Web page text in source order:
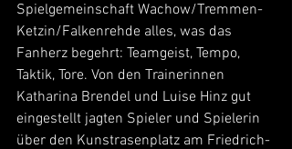
Spielgemeinschaft Wachow/Tremmen-
Ketzin/Falkenrehde alles, was das
Fanherz begehrt: Teamgeist, Tempo,
Taktik, Tore. Von den Trainerinnen
Katharina Brendel und Luise Hinz gut
eingestellt jagten Spieler und Spielerin
über den Kunstrasenplatz am Friedrich-